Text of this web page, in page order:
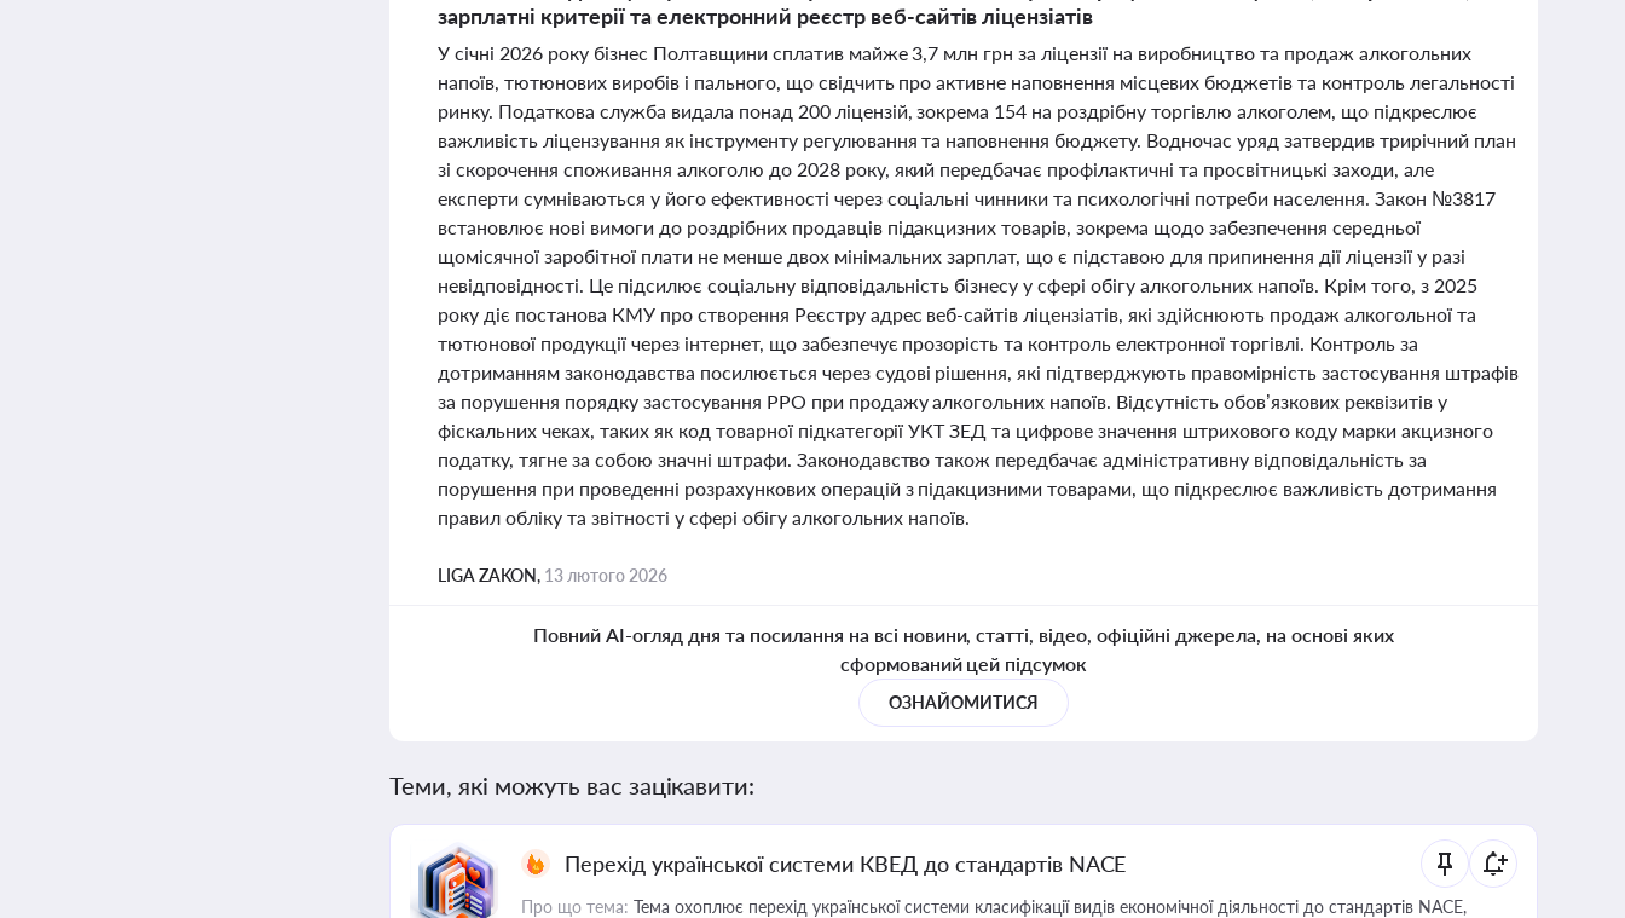
зарплатні критерії та електронний реєстр веб-сайтів ліцензіатів
У січні 2026 року бізнес Полтавщини сплатив майже 3,7 млн грн за ліцензії на виробництво та продаж алкогольних
напоїв, тютюнових виробів і пального, що свідчить про активне наповнення місцевих бюджетів та контроль легальності
ринку. Податкова служба видала понад 200 ліцензій, зокрема 154 на роздрібну торгівлю алкоголем, що підкреслює
важливість ліцензування як інструменту регулювання та наповнення бюджету. Водночас уряд затвердив трирічний план
зі скорочення споживання алкоголю до 2028 року, який передбачає профілактичні та просвітницькі заходи, але
експерти сумніваються у його ефективності через соціальні чинники та психологічні потреби населення. Закон №3817
встановлює нові вимоги до роздрібних продавців підакцизних товарів, зокрема щодо забезпечення середньої
щомісячної заробітної плати не менше двох мінімальних зарплат, що є підставою для припинення дії ліцензії у разі
невідповідності. Це підсилює соціальну відповідальність бізнесу у сфері обігу алкогольних напоїв. Крім того, з 2025
року діє постанова КМУ про створення Реєстру адрес веб-сайтів ліцензіатів, які здійснюють продаж алкогольної та
тютюнової продукції через інтернет, що забезпечує прозорість та контроль електронної торгівлі. Контроль за
дотриманням законодавства посилюється через судові рішення, які підтверджують правомірність застосування штрафів
за порушення порядку застосування РРО при продажу алкогольних напоїв. Відсутність обов’язкових реквізитів у
фіскальних чеках, таких як код товарної підкатегорії УКТ ЗЕД та цифрове значення штрихового коду марки акцизного
податку, тягне за собою значні штрафи. Законодавство також передбачає адміністративну відповідальність за
порушення при проведенні розрахункових операцій з підакцизними товарами, що підкреслює важливість дотримання
правил обліку та звітності у сфері обігу алкогольних напоїв.
LIGA ZAKON, 13 лютого 2026
Повний AI-огляд дня та посилання на всі новини, статті, відео, офіційні джерела, на основі яких
сформований цей підсумок
ОЗНАЙОМИТИСЯ
Теми, які можуть вас зацікавити:
Перехід української системи КВЕД до стандартів NACE
Про що тема: Тема охоплює перехід української системи класифікації видів економічної діяльності до стандартів NACE,